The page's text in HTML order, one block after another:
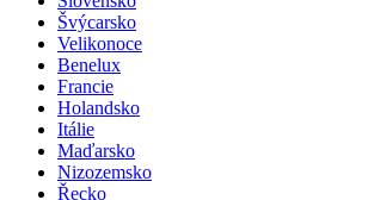
Švýcarsko
Velikonoce
Benelux
Francie
Holandsko
Itálie
Maďarsko
Nizozemsko
Řecko